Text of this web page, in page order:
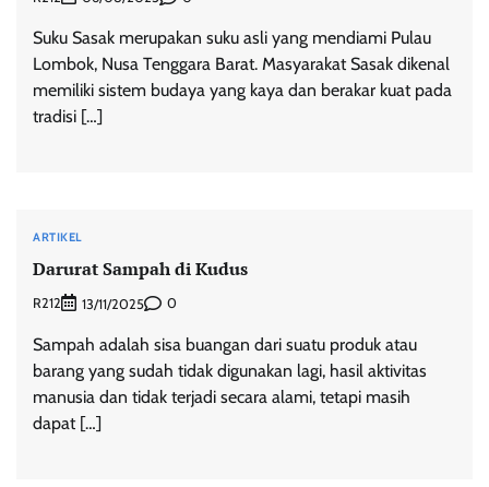
Suku Sasak merupakan suku asli yang mendiami Pulau
Lombok, Nusa Tenggara Barat. Masyarakat Sasak dikenal
memiliki sistem budaya yang kaya dan berakar kuat pada
tradisi […]
ARTIKEL
Darurat Sampah di Kudus
R212 13/11/2025 0
Sampah adalah sisa buangan dari suatu produk atau
barang yang sudah tidak digunakan lagi, hasil aktivitas
manusia dan tidak terjadi secara alami, tetapi masih
dapat […]